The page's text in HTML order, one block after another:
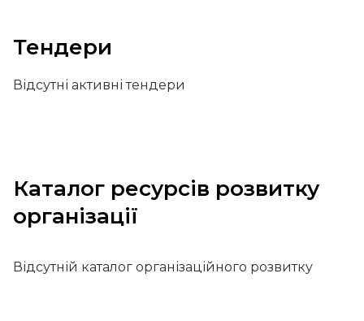
Тендери
Відсутні активні тендери
Каталог ресурсів розвитку
організації
Відсутній каталог організаційного розвитку